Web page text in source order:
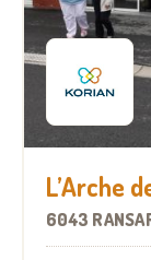
L’Arche
6043